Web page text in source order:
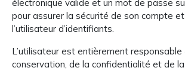
électronique valide et un mot de passe
pour assurer la sécurité de son compte
l’utilisateur d’identifiants.
L’utilisateur est entièrement responsable
conservation, de la confidentialité et de